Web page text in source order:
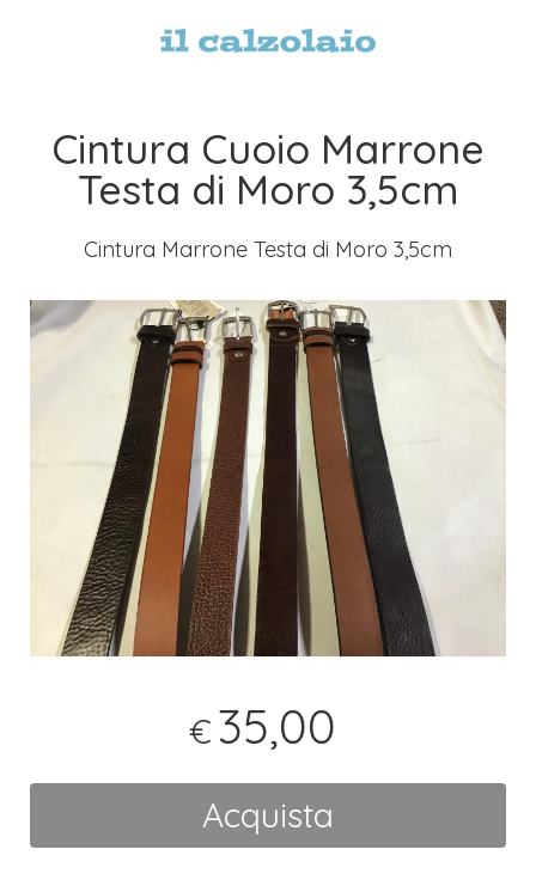
Cintura Cuoio Marrone
Testa di Moro 3,5cm
Cintura Marrone Testa di Moro 3,5cm
€ 35,00
Acquista